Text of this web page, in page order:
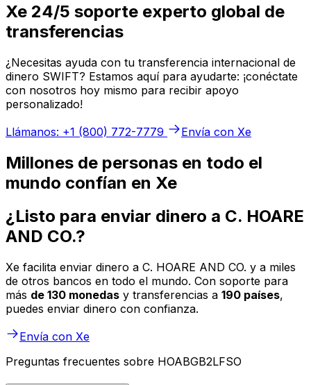
Xe 24/5 soporte experto global de
transferencias
¿Necesitas ayuda con tu transferencia internacional de
dinero SWIFT? Estamos aquí para ayudarte: ¡conéctate
con nosotros hoy mismo para recibir apoyo
personalizado!
Llámanos: +1 (800) 772-7779
Envía con Xe
Millones de personas en todo el
mundo confían en Xe
¿Listo para enviar dinero a C. HOARE
AND CO.?
Xe facilita enviar dinero a C. HOARE AND CO. y a miles
de otros bancos en todo el mundo. Con soporte para
más de 130 monedas y transferencias a 190 países,
puedes enviar dinero con confianza.
Envía con Xe
Preguntas frecuentes sobre HOABGB2LFSO